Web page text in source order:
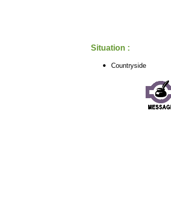
Situation :
Countryside